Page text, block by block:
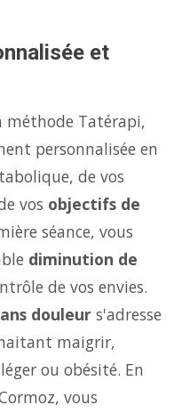
et
Tatérapi,
personnalisée en
de vos
vos objectifs de
séance, vous
diminution de
de vos envies.
douleur s'adresse
maigrir,
ou obésité. En
vous